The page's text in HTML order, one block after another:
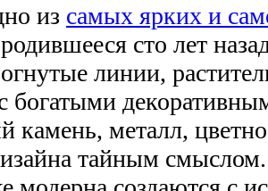
из самых ярких и
родившееся сто лет
линии,
богатыми
камень, металл,
тайным